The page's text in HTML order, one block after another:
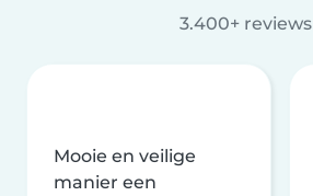
3.400+ reviews
Mooie en veilige
manier een